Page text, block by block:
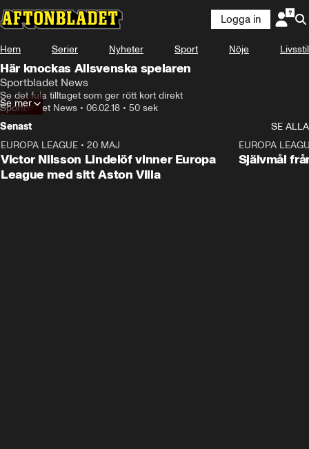
Logga in
Hem Serier Nyheter Sport Nöje Livsstil
Här knockas Allsvenska spelaren
Sportbladet News
Se det fula tilltaget som ger rött kort direkt
Sportbladet News • 06.02.18 • 50 sek
Se mer
Senast
SE ALLA
EUROPA LEAGUE • 20 MAJ
Victor Nilsson Lindelöf vinner Europa
League med sitt Aston Villa
EUROPA
Självmål